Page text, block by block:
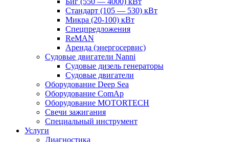
Стандарт (105 — 530) кВт
Микра (20-100) кВт
Спецпредложения
ReMAN
Аренда (энергосервис)
Судовые двигатели Nanni
Судовые дизель генераторы
Судовые двигатели
Оборудование Deep Sea
Оборудование ComAp
Оборудование MOTORTECH
Свечи зажигания
Специальный инструмент
Услуги
Диагностика